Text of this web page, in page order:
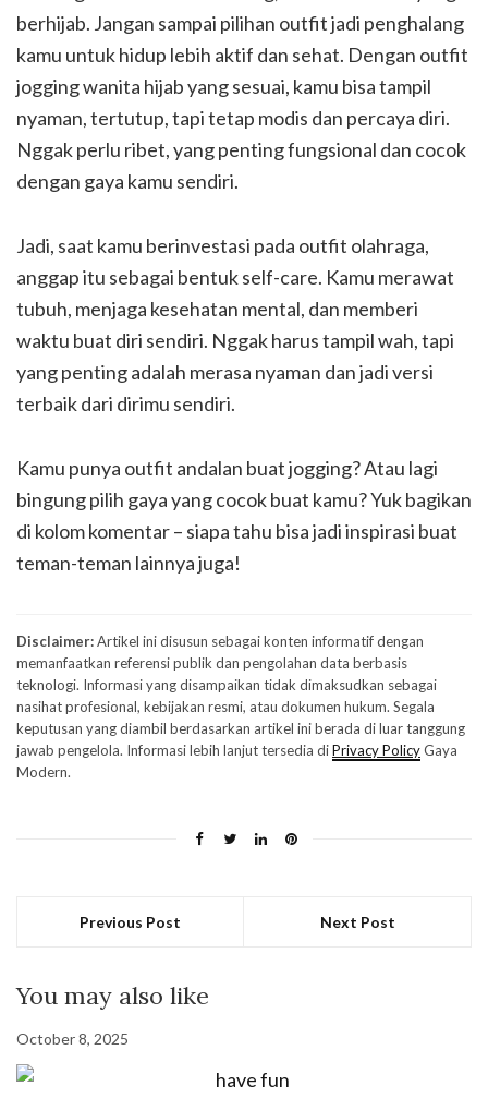
berhijab. Jangan sampai pilihan outfit jadi penghalang
kamu untuk hidup lebih aktif dan sehat. Dengan outfit
jogging wanita hijab yang sesuai, kamu bisa tampil
nyaman, tertutup, tapi tetap modis dan percaya diri.
Nggak perlu ribet, yang penting fungsional dan cocok
dengan gaya kamu sendiri.
Jadi, saat kamu berinvestasi pada outfit olahraga,
anggap itu sebagai bentuk self-care. Kamu merawat
tubuh, menjaga kesehatan mental, dan memberi
waktu buat diri sendiri. Nggak harus tampil wah, tapi
yang penting adalah merasa nyaman dan jadi versi
terbaik dari dirimu sendiri.
Kamu punya outfit andalan buat jogging? Atau lagi
bingung pilih gaya yang cocok buat kamu? Yuk bagikan
di kolom komentar – siapa tahu bisa jadi inspirasi buat
teman-teman lainnya juga!
Disclaimer:Artikel ini disusun sebagai konten informatif dengan
memanfaatkan referensi publik dan pengolahan data berbasis
teknologi. Informasi yang disampaikan tidak dimaksudkan sebagai
nasihat profesional, kebijakan resmi, atau dokumen hukum. Segala
keputusan yang diambil berdasarkan artikel ini berada di luar tanggung
jawab pengelola. Informasi lebih lanjut tersedia diPrivacy PolicyGaya
Modern.
Previous Post Next Post
You may also like
October 8, 2025